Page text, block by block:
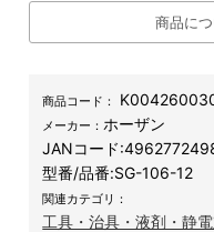
商品に
商品コード：
メーカー：ホーザン
JANコード:
型番/品番:SG-106-12
関連カテゴリ：
工具・治具・液剤・静